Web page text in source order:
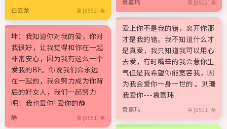
白云龙 第 [8552] 条
坤：我知道你对我的爱，你对
我很好，让我觉得和你在一起
非常安心，因为我有这么一个
爱我的BF。你说我们会永远
在一起的，我会努力成为你背
后的好女人，我们一起努力
吧！我也爱你! 爱你的静
静 第 [8551] 条
袁嘉玮 第 [8502] 条
爱上你不是我的错，离开你那
才是我的错。我不知道什么才
是真爱，我只知道我可以用心
去爱，有时嘴笨的我会惹你生
气但是我希望你能宽容我，因
为我会爱你一身一世的 。刘珊
我爱你---袁嘉玮
袁嘉玮 第 [8501] 条